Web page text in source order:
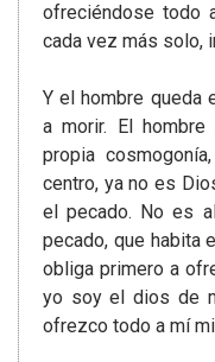
ofreciéndose todo
cada vez más solo,
Y el hombre queda
a morir. El
propia
centro, ya no es
el pecado. No es
pecado, que habita
obliga primero a
yo soy el dios de
ofrezco todo a mí